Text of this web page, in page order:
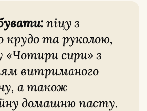
піцу з
та руколою,
«Чотири сири» з
витриманого
а також
домашню пасту.